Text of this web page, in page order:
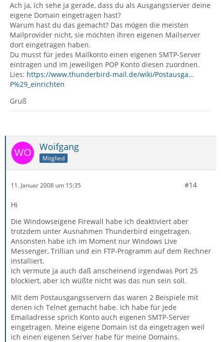
Ach ja, ich sehe ja gerade, dass du als Ausgangsserver deine
eigene Domain eingetragen hast?
Warum hast du das gemacht? Das mögen die meisten
Mailprovider nicht, sie möchten ihren eigenen Mailserver
dort eingetragen haben.
Du musst für jedes Mailkonto einen eigenen SMTP-Server
eintragen und im jeweiligen POP Konto diesen zuordnen.
Lies: https://www.thunderbird-mail.de/wiki/Postausga…
P%29_einrichten
Gruß
Woifgang
Mitglied
11. Januar 2008 um 15:35 #14
Hi
Die Windowseigene Firewall habe ich deaktiviert aber
trotzdem unter Ausnahmen Thunderbird eingetragen.
Ansonsten habe ich im Moment nur Windows Live
Messenger, Trillian und ein FTP-Programm auf dem Rechner
installiert.
Ich vermute ja auch daß anscheinend irgendwas Port 25
blockiert, aber ich wüßte nicht was das nun sein soll.
Mit dem Postausgangsservern das waren 2 Beispiele mit
denen ich Telnet gemacht habe. Ich habe für jede
Emailadresse sprich Konto auch eigenen SMTP-Server
eingetragen. Meine eigene Domain ist da eingetragen weil
ich einen eigenen Server habe für meine Domains.